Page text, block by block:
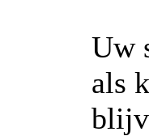
Uw
als